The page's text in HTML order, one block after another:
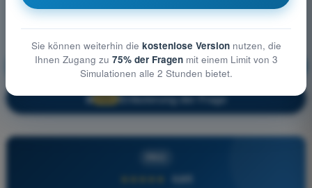
Allgemeine Kenntnisse über UAS Ausbildung!
🔒 PRO Erläuterung der Frage
4,6/5
Sie können weiterhin die kostenlose Versionnutzen, die
Ihnen Zugang zu 75% der Fragenmit einem Limit von 3
Simulationen alle 2 Stunden bietet.